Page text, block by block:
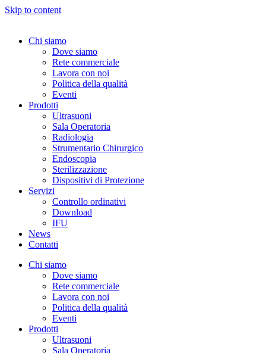
Skip to content
Chi siamo
Dove siamo
Rete commerciale
Lavora con noi
Politica della qualità
Eventi
Prodotti
Ultrasuoni
Sala Operatoria
Radiologia
Strumentario Chirurgico
Endoscopia
Sterilizzazione
Dispositivi di Protezione
Servizi
Controllo ordinativi
Download
IFU
News
Contatti
Chi siamo
Dove siamo
Rete commerciale
Lavora con noi
Politica della qualità
Eventi
Prodotti
Ultrasuoni
Sala Operatoria